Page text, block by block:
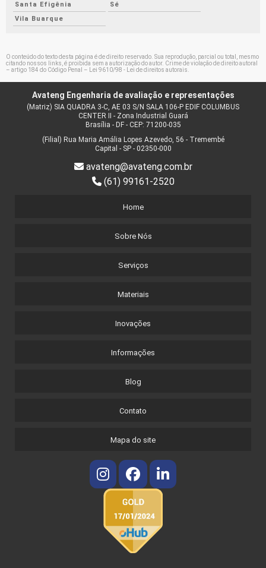
Santa Efigênia
Sé
Vila Buarque
O conteúdo do texto desta página é de direito reservado. Sua reprodução, parcial ou total, mesmo
citando nossos links, é proibida sem a autorização do autor. Crime de violação de direito autoral
– artigo 184 do Código Penal –
Lei 9610/98 - Lei de direitos autorais
Avateng Engenharia de avaliação e representações
(Matriz) SIA QUADRA 3-C, AE 03 S/N SALA 106-P EDIF COLUMBUS
CENTER II - Zona Industrial Guará
Brasília - DF - CEP: 71200-035
(Filial) Rua Maria Amália Lopes Azevedo, 56 - Tremembé
Capital - SP - 02350-000
avateng@avateng.com.br
(61) 99161-2520
Home
Sobre Nós
Serviços
Materiais
Inovações
Informações
Blog
Contato
Mapa do site